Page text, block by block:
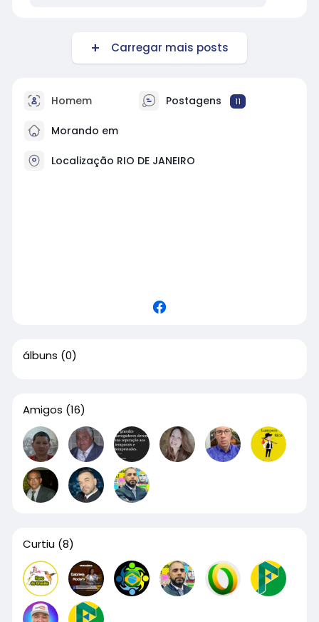
Carregar mais posts
Homem Postagens 11
Morando em
Localização RIO DE JANEIRO
álbuns (0)
Amigos (16)
Curtiu (8)